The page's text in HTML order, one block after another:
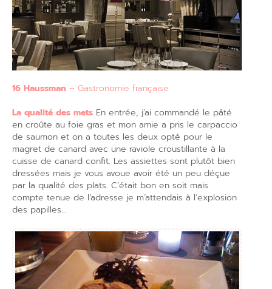
16 Haussman – Gastronomie française
La qualité des mets En entrée, j’ai commandé le pâté
en croûte au foie gras et mon amie a pris le carpaccio
de saumon et on a toutes les deux opté pour le
magret de canard avec une raviole croustillante à la
cuisse de canard confit. Les assiettes sont plutôt bien
dressées mais je vous avoue avoir été un peu déçue
par la qualité des plats. C’était bon en soit mais
compte tenue de l’adresse je m’attendais à l’explosion
des papilles…